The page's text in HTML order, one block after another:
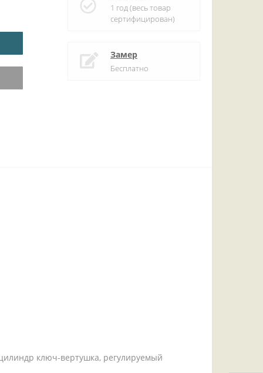
1 год (весь товар
сертифицирован)
Замер
Бесплатно
ключ-вертушка, регулируемый